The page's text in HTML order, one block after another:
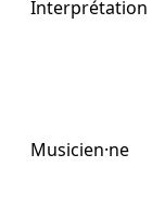
Interprétation
Musicien·ne